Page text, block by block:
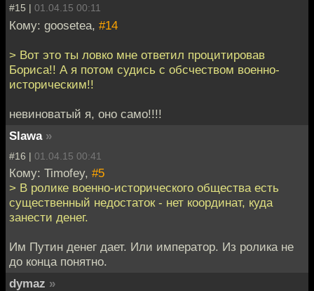
#15 | 01.04.15 00:11
Кому: goosetea, #14
> Вот это ты ловко мне ответил процитировав
Бориса!! А я потом судись с обсчеством военно-
историческим!!
невиноватый я, оно само!!!!
Slawa »
#16 | 01.04.15 00:41
Кому: Timofey, #5
> В ролике военно-исторического общества есть
существенный недостаток - нет координат, куда
занести денег.
Им Путин денег дает. Или император. Из ролика не
до конца понятно.
dymaz »